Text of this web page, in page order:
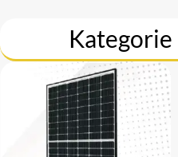
Kategorie